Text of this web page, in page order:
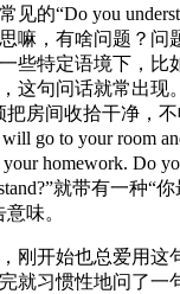
见的“Do you
嘛，有啥问题？问
些特定语境下，比
这句问话就常出现
把房间收拾干净，
go to your room
homework. Do
就带有一种“
味。
刚开始也总爱用这
就习惯性地问了一